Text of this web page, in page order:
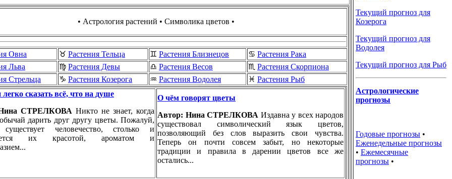
• Астрология растений • Символика цветов •
Овна ♉ Растения Тельца ♊ Растения Близнецов ♋ Растения Рака
Льва
♍ Растения Девы ♎ Растения Весов ♏ Растения Скорпиона
Стрельца
♑ Растения Козерога ♒ Растения Водолея ♓ Растения Рыб
сказать всё, что на душе
СТРЕЛКОВА Никто не знает, когда
дарить друг другу цветы. Пожалуй,
существует человечество, столько и
их красотой, ароматом и
О чём говорят цветы
Автор: Нина СТРЕЛКОВА Издавна у всех народов
существовал символический язык цветов,
позволяющий без слов выразить свои чувства.
Теперь он почти совсем забыт, но некоторые
традиции и правила в дарении цветов все же
остались...
Текущий прогноз для
Козерога
Текущий прогноз для
Водолея
Текущий прогноз для Рыб
Астрологические
прогнозы
Годовые прогнозы •
Еженедельные прогнозы
• Ежемесячные
прогнозы •